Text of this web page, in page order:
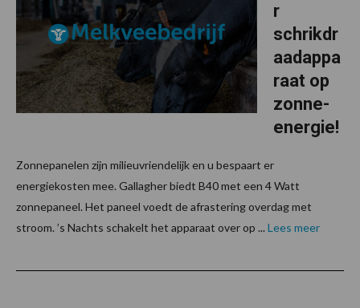
r
schrikdr
aadappa
raat op
zonne-
energie!
Zonnepanelen zijn milieuvriendelijk en u bespaart er
energiekosten mee. Gallagher biedt B40 met een 4 Watt
zonnepaneel. Het paneel voedt de afrastering overdag met
stroom. ’s Nachts schakelt het apparaat over op ... Lees meer